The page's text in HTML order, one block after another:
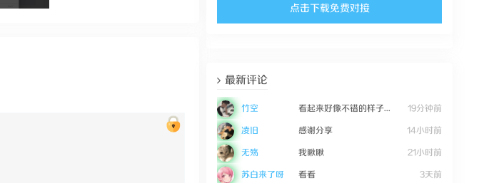
点击下载免费对接
最新评论
19分钟前
竹空 看起来好像不错的样子...
14小时前
凌旧 感谢分享
21小时前
无殇 我瞅瞅
3天前
苏白来了呀 看看